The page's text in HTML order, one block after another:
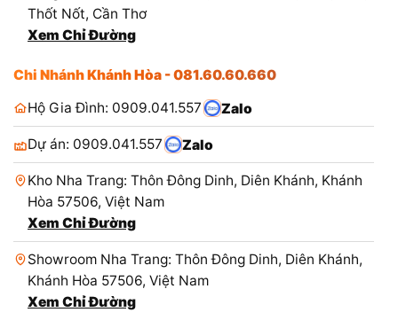
Thốt Nốt, Cần Thơ
Xem Chỉ Đường
Chi Nhánh Khánh Hòa - 081.60.60.660
Hộ Gia Đình: 0909.041.557
Zalo
Dự án: 0909.041.557 Zalo
Kho Nha Trang: Thôn Đông Dinh, Diên Khánh, Khánh
Hòa 57506, Việt Nam
Xem Chỉ Đường
Showroom Nha Trang: Thôn Đông Dinh, Diên Khánh,
Khánh Hòa 57506, Việt Nam
Xem Chỉ Đường